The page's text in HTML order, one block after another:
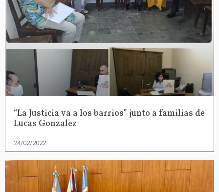
“La Justicia va a los barrios” junto a familias de
Lucas Gonzalez
24/02/2022